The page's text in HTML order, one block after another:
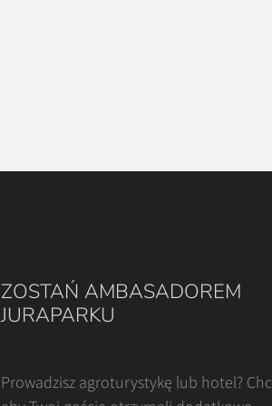
ZOSTAŃ AMBASADOREM
JURAPARKU
Prowadzisz agroturystykę lub hotel?